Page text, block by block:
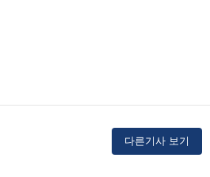
다른기사 보기